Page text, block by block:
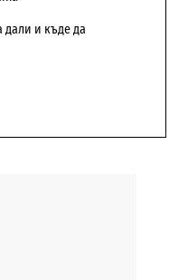
и къде да